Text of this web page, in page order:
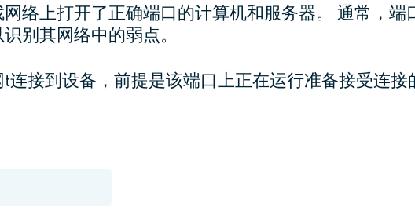
络上打开了正确端口的计算机和服务器。 通常，端
别其网络中的弱点。
连接到设备，前提是该端口上正在运行准备接受连接